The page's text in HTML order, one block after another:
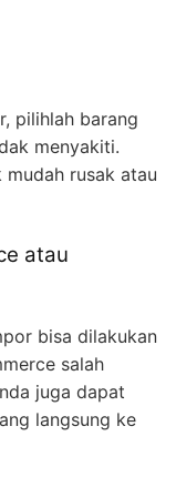
pilihlah barang
menyakiti.
rusak atau
atau
bisa dilakukan
salah
juga dapat
langsung ke